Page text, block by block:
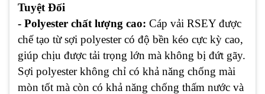
Tuyệt Đối
- Polyester chất lượng cao: Cáp vải RSEY được
chế tạo từ sợi polyester có độ bền kéo cực kỳ cao,
giúp chịu được tải trọng lớn mà không bị đứt gãy.
Sợi polyester không chỉ có khả năng chống mài
mòn tốt mà còn có khả năng chống thấm nước và